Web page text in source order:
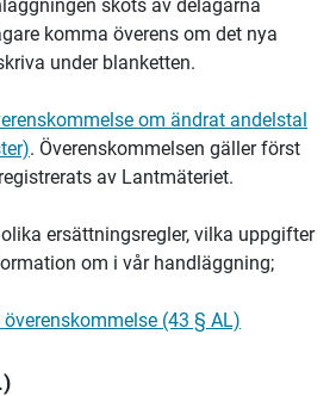
sköts av delägarna
komma överens om det nya
under blanketten.
om ändrat andelstal
. Överenskommelsen gäller först
av Lantmäteriet.
ersättningsregler, vilka uppgifter
om i vår handläggning;
(43 § AL)